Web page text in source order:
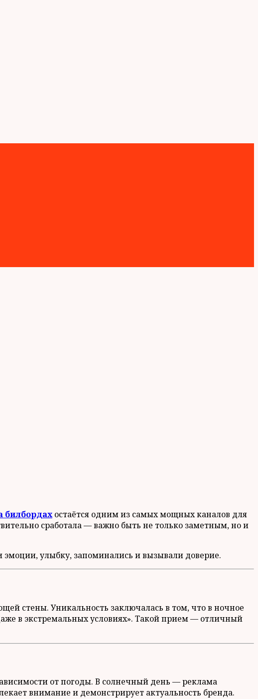
билбордахостаётся одним из самых мощных каналов для
сработала — важно быть не только заметным, но и
улыбку, запоминались и вызывали доверие.
стены. Уникальность заключалась в том, что в ночное
в экстремальных условиях». Такой прием — отличный
от погоды. В солнечный день — реклама
внимание и демонстрирует актуальность бренда.